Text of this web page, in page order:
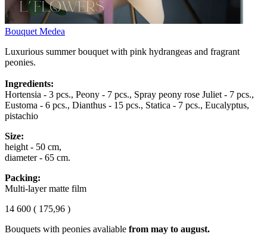
Bouquet Medea
Luxurious summer bouquet with pink hydrangeas and fragrant
peonies.
Ingredients:
Hortensia - 3 pcs., Peony - 7 pcs., Spray peony rose Juliet - 7 pcs.,
Eustoma - 6 pcs., Dianthus - 15 pcs., Statica - 7 pcs., Eucalyptus,
pistachio
Size:
height - 50 cm,
diameter - 65 cm.
Packing:
Multi-layer matte film
14 600 ( 175,96 )
Bouquets with peonies avaliable from may to august.